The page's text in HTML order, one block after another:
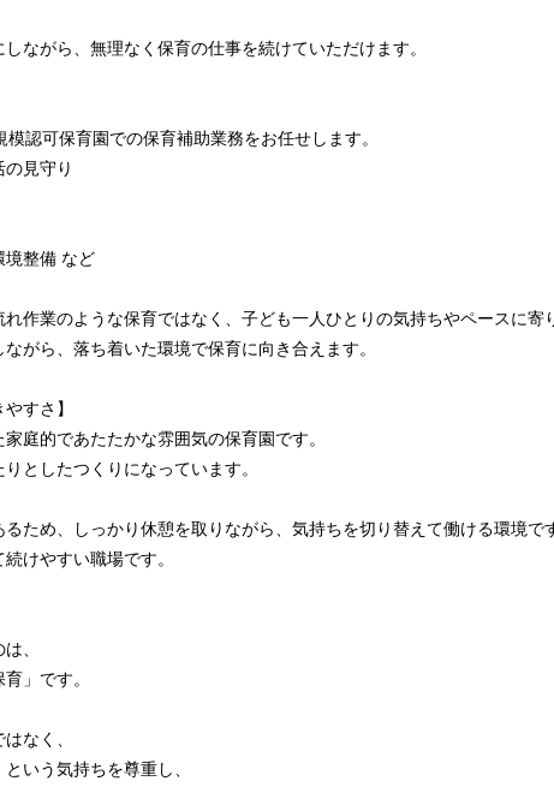
ながら、無理なく保育の仕事を続けていただけます。
認可保育園での保育補助業務をお任せします。
の見守り
境整備 など
作業のような保育ではなく、子ども一人ひとりの気持ちやペースに寄
がら、落ち着いた環境で保育に向き合えます。
すさ】
庭的であたたかな雰囲気の保育園です。
としたつくりになっています。
ため、しっかり休憩を取りながら、気持ちを切り替えて働ける環境で
けやすい職場です。
、
」です。
なく、
いう気持ちを尊重し、